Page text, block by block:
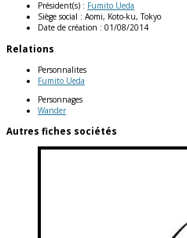
Président(s) : Fumito Ueda
Siège social : Aomi, Koto-ku, Tokyo
Date de création : 01/08/2014
Relations
Personnalites
Fumito Ueda
Personnages
Wander
Autres fiches sociétés